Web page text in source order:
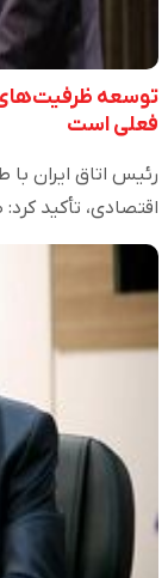
توسعه ظرفیت‌های
فعلی است
اقتصادی، تأکید